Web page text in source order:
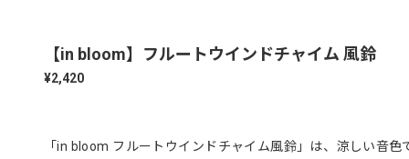
【in bloom】フルートウインドチャイム 風鈴
¥2,420
「in bloom フルートウインドチャイム風鈴」は、涼しい音